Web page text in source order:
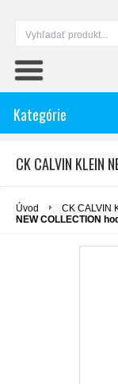
Kategórie
CK CALVIN KLEIN
Úvod CK CALVIN
NEW COLLECTION